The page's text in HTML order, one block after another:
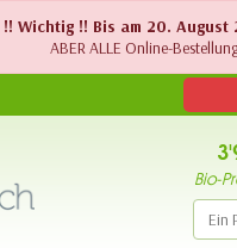
!! Wichtig !! Bis am 20.
ABER ALLE Online-
Bio-